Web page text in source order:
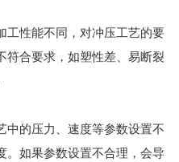
工性能不同，对冲压工艺的要
符合要求，如塑性差、易断裂
中的压力、速度等参数设置不
。如果参数设置不合理，会导